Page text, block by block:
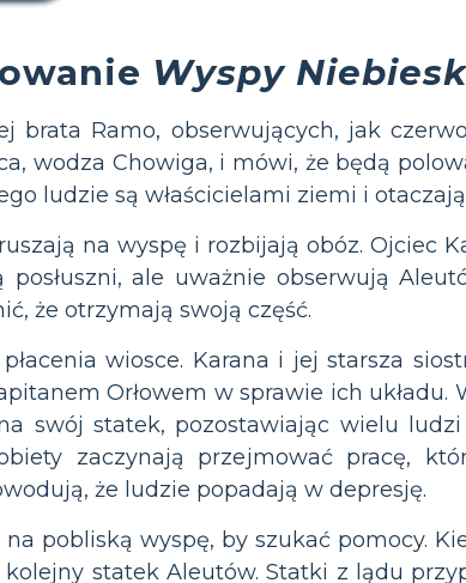
Wyspy
brata Ramo, obserwujących, jak
wodza Chowiga, i mówi, że będą
ludzie są właścicielami ziemi i
na wyspę i rozbijają obóz. Ojciec
ale uważnie obserwują
że otrzymają swoją część.
wiosce. Karana i jej starsza
Orłowem w sprawie ich
swój statek, pozostawiając wielu
zaczynają przejmować pracę,
że ludzie popadają w depresję.
pobliską wyspę, by szukać pomocy.
statek Aleutów. Statki z lądu